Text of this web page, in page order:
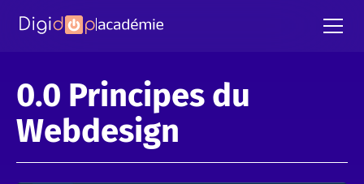
0.0 Principes du
Webdesign